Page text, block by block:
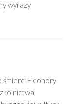
wyrazy
śmierci Eleonory